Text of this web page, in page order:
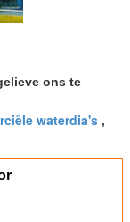
ons te
waterdia's ,